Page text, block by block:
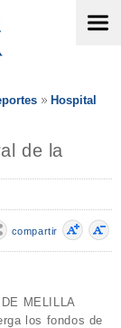
Hospital
de la
compartir
MELILLA
los fondos de